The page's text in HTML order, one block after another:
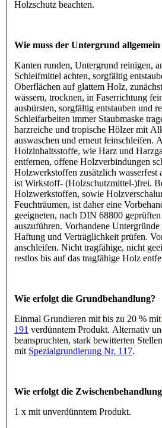
Holzschutz beachten.
Wie muss der Untergrund
Kanten runden, Untergrund reinigen,
Schleifmittel achten, sorgfältig
Oberflächen auf glattem Holz,
wässern, trocknen, in Faserrichtung
ausbürsten, sorgfältig entstauben und
Schleifarbeiten immer Staubmaske
harzreiche und tropische Hölzer mit
auswaschen und erneut feinschleifen.
Holzinhaltsstoffe, wie Harz und
entfernen, offene Holzverbindungen
Holzwerkstoffen zusätzlich wasserfest
ist Wirkstoff- (Holzschutzmittel-)frei.
Holzwerkstoffen, sowie
Feuchträumen, ist daher eine
geeigneten, nach DIN 68800
auszuführen. Vorhandene
Haftung und Verträglichkeit prüfen.
anschleifen. Nicht tragfähige, nicht
restlos bis auf das tragfähige Holz
Wie erfolgt die Grundbehandlung?
Einmal Grundieren mit bis zu 20 % mit
191 verdünntem Produkt. Alternativ
beanspruchten, stark bewitterten
mit Spezialgrundierung Nr. 117.
Wie erfolgt die
1 x mit unverdünntem Produkt.